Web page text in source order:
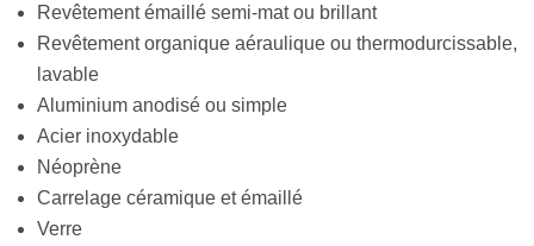
Revêtement émaillé semi-mat ou brillant
Revêtement organique aéraulique ou thermodurcissable,
lavable
Aluminium anodisé ou simple
Acier inoxydable
Néoprène
Carrelage céramique et émaillé
Verre